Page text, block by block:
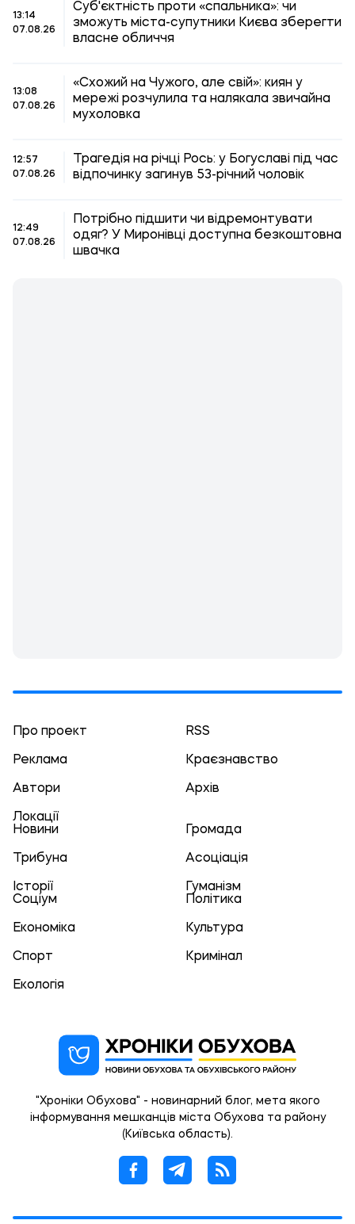
13:14
07.08.26
Суб'єктність проти «спальника»: чи
зможуть міста-супутники Києва зберегти
власне обличчя
13:08
07.08.26
«Схожий на Чужого, але свій»: киян у
мережі розчулила та налякала звичайна
мухоловка
12:57
07.08.26
Трагедія на річці Рось: у Богуславі під час
відпочинку загинув 53-річний чоловік
12:49
07.08.26
Потрібно підшити чи відремонтувати
одяг? У Миронівці доступна безкоштовна
швачка
Про проект RSS
Реклама Краєзнавство
Автори Архів
Локації
Новини
Громада
Трибуна Асоціація
Історії
Гуманізм
Соціум
Політика
Економіка Культура
Спорт Кримінал
Екологія
"Хроніки Обухова" - новинарний блог, мета якого
інформування мешканців міста Обухова та району
(Київська область).